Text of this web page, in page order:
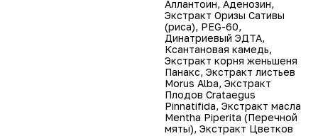
Аллантоин, Аденозин,
Экстракт Оризы Сативы
(риса), PEG-60,
Динатриевый ЭДТА,
Ксантановая камедь,
Экстракт корня женьшеня
Панакс, Экстракт листьев
Morus Alba, Экстракт
Плодов Crataegus
Pinnatifida, Экстракт масла
Mentha Piperita (Перечной
мяты), Экстракт Цветков